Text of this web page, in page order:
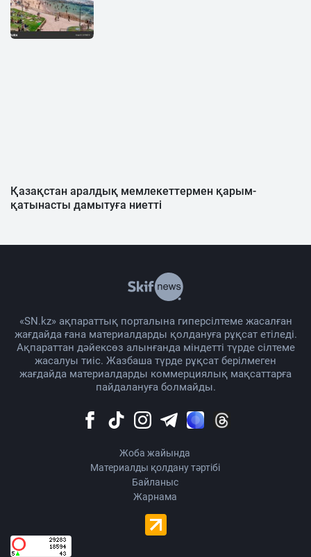
Қазақстан аралдық мемлекеттермен қарым-
қатынасты дамытуға ниетті
«SN.kz» ақпараттық порталына гиперсілтеме жасалған
жағдайда ғана материалдарды қолдануға рұқсат етіледі.
Ақпараттан дәйексөз алынғанда міндетті түрде сілтеме
жасалуы тиіс. Жазбаша түрде рұқсат берілмеген
жағдайда материалдарды коммерциялық мақсаттарға
пайдалануға болмайды.
Жоба жайында
Материалды қолдану тәртібі
Байланыс
Жарнама